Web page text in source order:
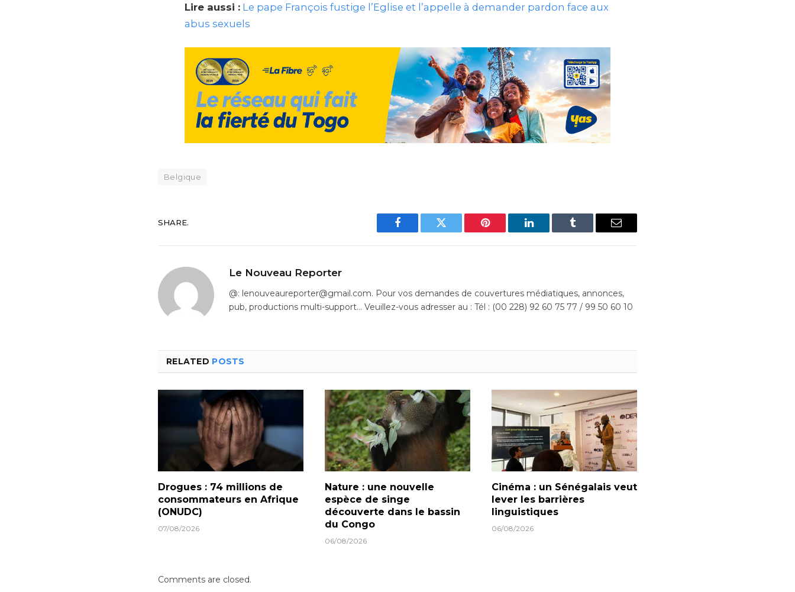
Lire aussi : Le pape François fustige l’Eglise et l’appelle à demander pardon face aux
abus sexuels
Belgique
SHARE.
Facebook Twitter Pinterest LinkedIn Tumblr Email
Le Nouveau Reporter
@: lenouveaureporter@gmail.com. Pour vos demandes de couvertures médiatiques, annonces,
pub, productions multi-support… Veuillez-vous adresser au : Tél : (00 228) 92 60 75 77 / 99 50 60 10
RELATED POSTS
Drogues : 74 millions de
consommateurs en Afrique
(ONUDC)
07/08/2026
Nature : une nouvelle
espèce de singe
découverte dans le bassin
du Congo
06/08/2026
Cinéma : un Sénégalais veut
lever les barrières
linguistiques
06/08/2026
Comments are closed.